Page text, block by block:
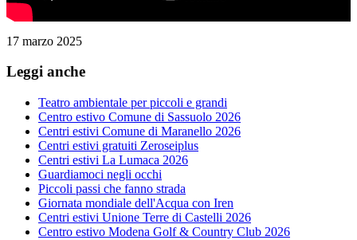
17 marzo 2025
Leggi anche
Teatro ambientale per piccoli e grandi
Centro estivo Comune di Sassuolo 2026
Centri estivi Comune di Maranello 2026
Centri estivi gratuiti Zeroseiplus
Centri estivi La Lumaca 2026
Guardiamoci negli occhi
Piccoli passi che fanno strada
Giornata mondiale dell'Acqua con Iren
Centri estivi Unione Terre di Castelli 2026
Centro estivo Modena Golf & Country Club 2026